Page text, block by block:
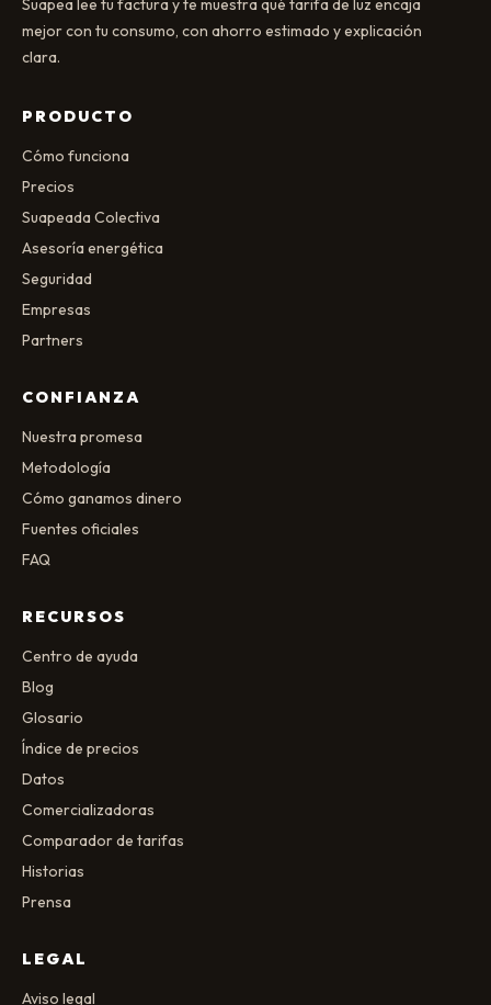
Suapea lee tu factura y te muestra qué tarifa de luz encaja
mejor con tu consumo, con ahorro estimado y explicación
clara.
PRODUCTO
Cómo funciona
Precios
Suapeada Colectiva
Asesoría energética
Seguridad
Empresas
Partners
CONFIANZA
Nuestra promesa
Metodología
Cómo ganamos dinero
Fuentes oficiales
FAQ
RECURSOS
Centro de ayuda
Blog
Glosario
Índice de precios
Datos
Comercializadoras
Comparador de tarifas
Historias
Prensa
LEGAL
Aviso legal